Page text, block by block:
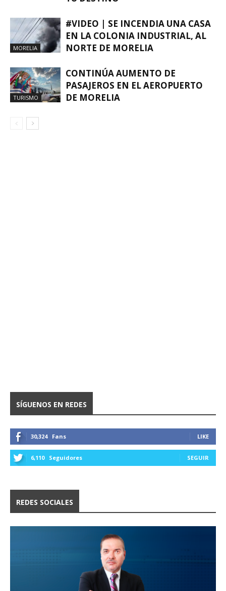
MORELIA
#VIDEO | SE INCENDIA UNA CASA
EN LA COLONIA INDUSTRIAL, AL
NORTE DE MORELIA
TURISMO
CONTINÚA AUMENTO DE
PASAJEROS EN EL AEROPUERTO
DE MORELIA
SÍGUENOS EN REDES
30,324 Fans LIKE
6,110 Seguidores SEGUIR
REDES SOCIALES